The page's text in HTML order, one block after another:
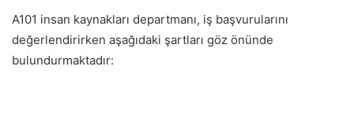
A101 insan kaynakları departmanı, iş başvurularını
değerlendirirken aşağıdaki şartları göz önünde
bulundurmaktadır: